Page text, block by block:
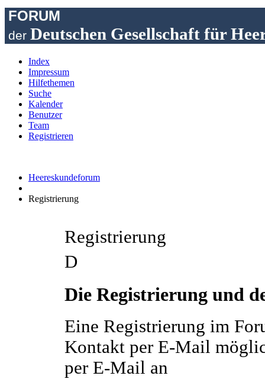
FORUM
der Deutschen Gesellschaft für
Index
Impressum
Hilfethemen
Suche
Kalender
Benutzer
Team
Registrieren
Heereskundeforum
Registrierung
Registrierung
D
Die Registrierung und
Eine Registrierung im
Kontakt per E-Mail
per E-Mail an